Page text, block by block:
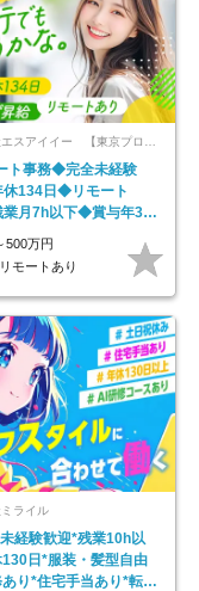
ト事務◆完全未経験
134日◆リモート
月7h以下◆賞与年3回
で必ず昇給
500万円
モートあり
ライル
経験歓迎*残業10h以
日*服装・髪型自由
り*住宅手当あり*転勤